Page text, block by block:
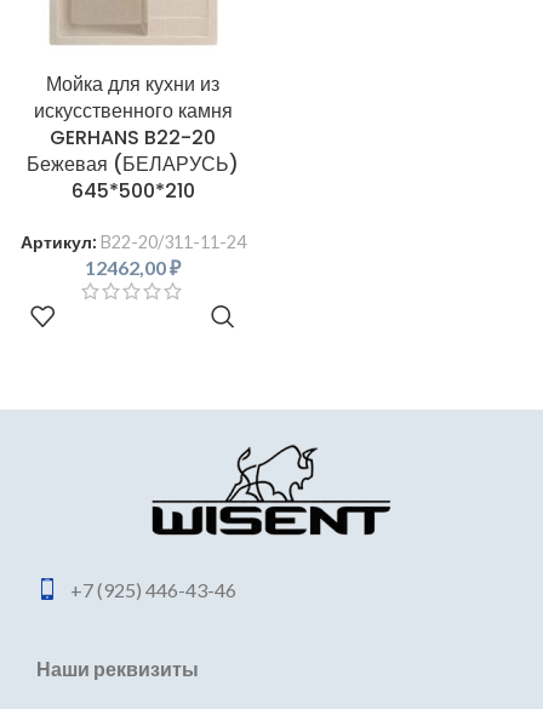
Мойка для кухни из
искусственного камня
GERHANS B22-20
Бежевая (БЕЛАРУСЬ)
645*500*210
Артикул: B22-20/311-11-24
12462,00₽
+7 (925) 446-43-46
Наши реквизиты